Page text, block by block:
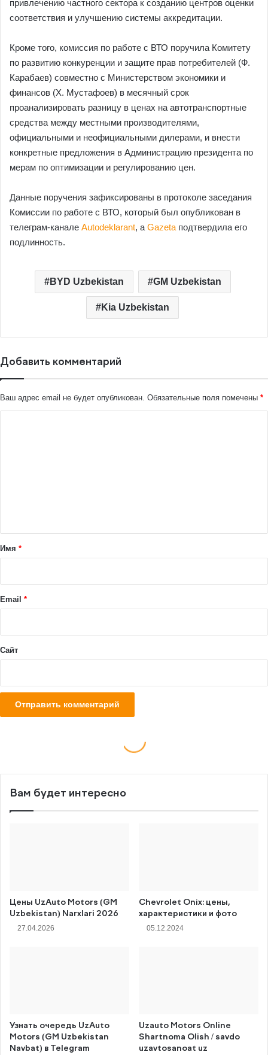
Вам будет интересно
Цены UzAuto Motors (GM
Uzbekistan) Narxlari 2026
27.04.2026
Chevrolet Onix: цены,
характеристики и фото
05.12.2024
Узнать очередь UzAuto
Motors (GM Uzbekistan
Navbat) в Telegram
Uzauto Motors Online
Shartnoma Olish / savdo
uzavtosanoat uz